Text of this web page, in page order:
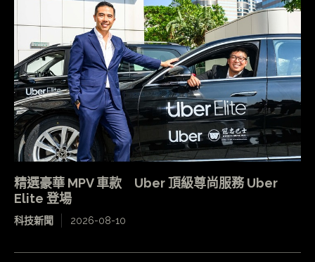
精選豪華 MPV 車款 Uber 頂級尊尚服務 Uber
Elite 登場
科技新聞 2026-08-10